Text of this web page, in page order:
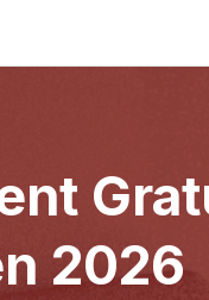
2026